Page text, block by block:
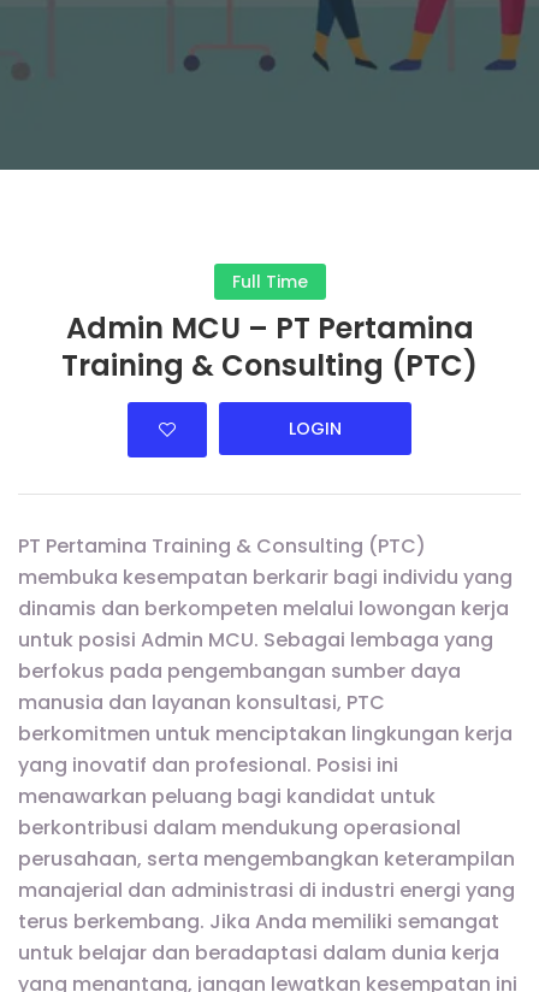
Full Time
Admin MCU – PT Pertamina
Training & Consulting (PTC)
LOGIN
PT Pertamina Training & Consulting (PTC)
membuka kesempatan berkarir bagi individu yang
dinamis dan berkompeten melalui lowongan kerja
untuk posisi Admin MCU. Sebagai lembaga yang
berfokus pada pengembangan sumber daya
manusia dan layanan konsultasi, PTC
berkomitmen untuk menciptakan lingkungan kerja
yang inovatif dan profesional. Posisi ini
menawarkan peluang bagi kandidat untuk
berkontribusi dalam mendukung operasional
perusahaan, serta mengembangkan keterampilan
manajerial dan administrasi di industri energi yang
terus berkembang. Jika Anda memiliki semangat
untuk belajar dan beradaptasi dalam dunia kerja
yang menantang, jangan lewatkan kesempatan ini